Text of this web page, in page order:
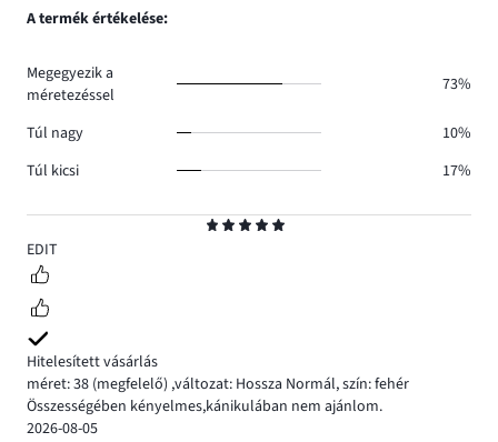
5
EDIT
Hitelesített vásárlás
méret: 38 (megfelelő) ,változat: Hossza Normál,szín: fehér
Összességében kényelmes,kánikulában nem ajánlom.
2026-08-05
A termék értékelése:
Megegyezik a
méretezéssel
73%
Túl nagy
10%
Túl kicsi
17%